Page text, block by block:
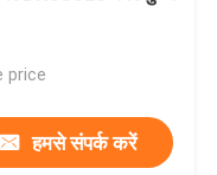
price
हमसे संपर्क करें